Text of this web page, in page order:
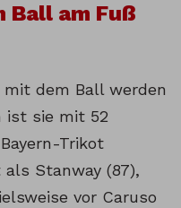
Ball am Fuß
dem Ball werden
ist sie mit 52
Trikot
Stanway (87),
vor Caruso